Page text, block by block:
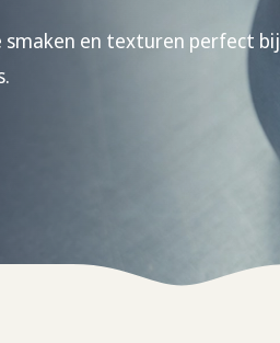
smaken en texturen perfect bij